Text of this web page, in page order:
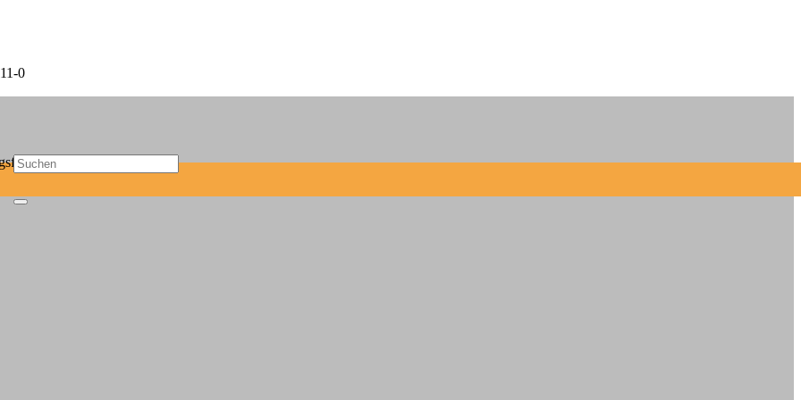
0
mail.de